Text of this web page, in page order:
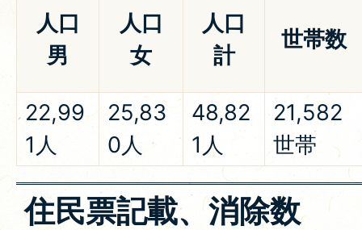
人口
男
人口
女
人口
計
世帯数
22,99
1人
25,83
0人
48,82
1人
21,582
世帯
住民票記載、消除数